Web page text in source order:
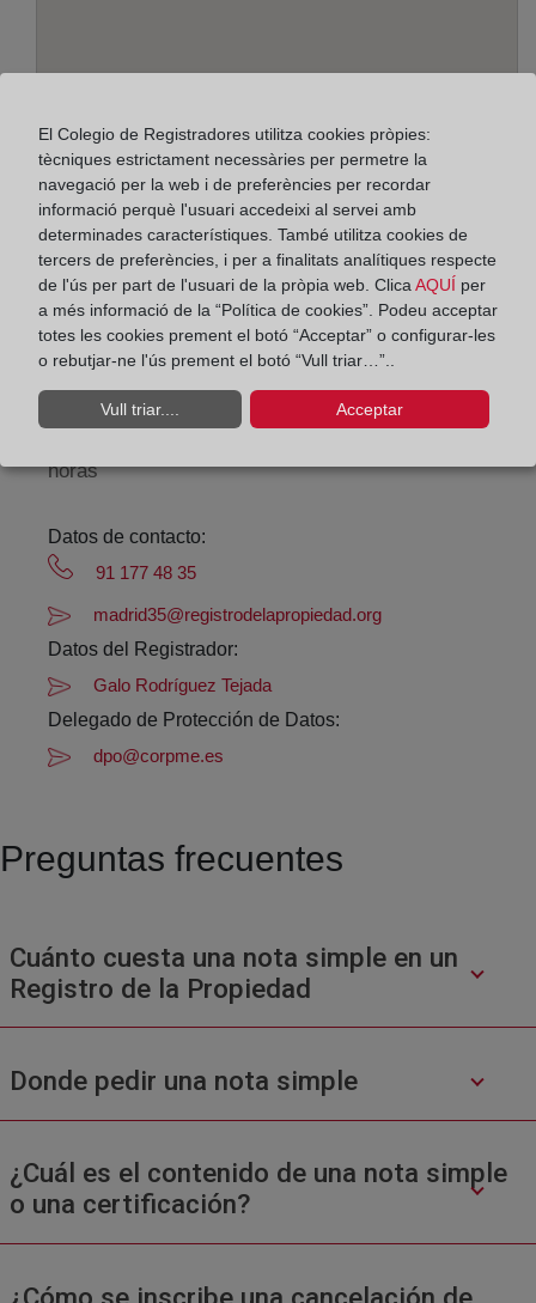
Adreça:
Alcalá, 540 - Edif. A - planta baja, 28027
Horario:
Agosto: De lunes a viernes de 09:00 a 14:00 horas
horas
Datos de contacto:
91 177 48 35
madrid35@registrodelapropiedad.org
Datos del Registrador:
Galo Rodríguez Tejada
Delegado de Protección de Datos:
dpo@corpme.es
Preguntas frecuentes
Cuánto cuesta una nota simple en un
Registro de la Propiedad
Donde pedir una nota simple
¿Cuál es el contenido de una nota simple
o una certificación?
¿Cómo se inscribe una cancelación de
El Colegio de Registradores utilitza cookies pròpies:
tècniques estrictament necessàries per permetre la
navegació per la web i de preferències per recordar
informació perquè l'usuari accedeixi al servei amb
determinades característiques. També utilitza cookies de
tercers de preferències, i per a finalitats analítiques respecte
de l'ús per part de l'usuari de la pròpia web. ClicaAQUÍ per
a més informació de la “Política de cookies”. Podeu acceptar
totes les cookies prement el botó “Acceptar” o configurar-les
o rebutjar-ne l'ús prement el botó “Vull triar…”..
Vull triar.... Acceptar